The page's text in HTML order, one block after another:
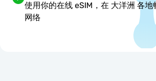
使用你的在线 eSIM，在 大洋洲 各地
网络